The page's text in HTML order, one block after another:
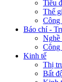
Tiêu
Thế
Công
Báo chí -
Nghề
Công
Kinh tế
Thị
Bất